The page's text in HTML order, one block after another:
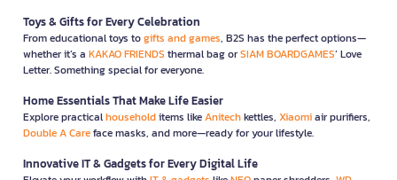
Toys & Gifts for Every Celebration
From educational toys togifts and games, B2S has the perfect options—
whether it’s a KAKAO FRIENDS thermal bag orSIAM BOARDGAMES’ Love
Letter. Something special for everyone.
Home Essentials That Make Life Easier
Explore practicalhouseholditems likeAnitechkettles, Xiaomiair purifiers,
Double A Careface masks, and more—ready for your lifestyle.
Innovative IT & Gadgets for Every Digital Life